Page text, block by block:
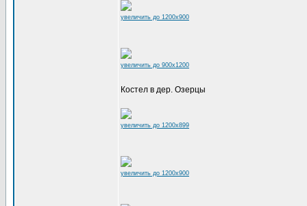
увеличить до 1200x900
увеличить до 900x1200
Костел в дер. Озерцы
увеличить до 1200x899
увеличить до 1200x900